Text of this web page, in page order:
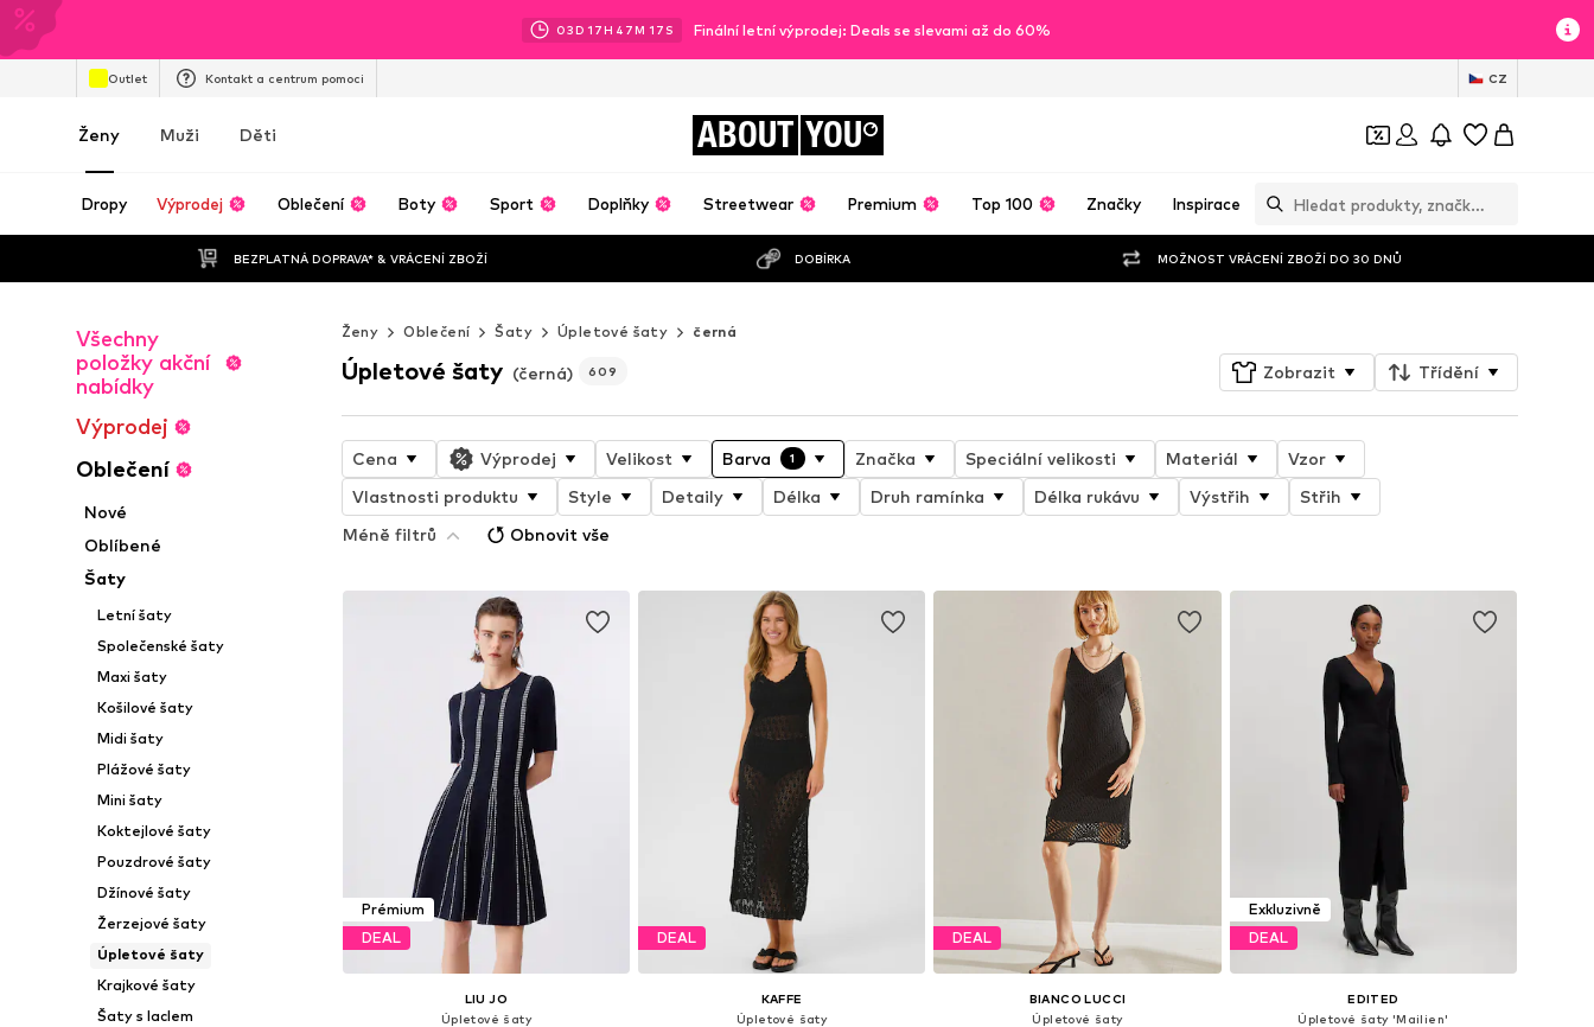
03D 17H 47M 15 S Finální letní výprodej: Deals se slevami až do 60%
Outlet Kontakt a centrum pomoci CZ
Ženy Muži Děti ABOUT YOU
Dropy Výprodej Oblečení Boty Sport Doplňky Streetwear Premium Top 100 Značky Inspirace
BEZPLATNÁ DOPRAVA* & VRÁCENÍ ZBOŽÍ DOBÍRKA MOŽNOST VRÁCENÍ ZBOŽÍ DO 30 DNŮ
Všechny
položky akční
nabídky
Výprodej
Oblečení
Nové
Oblíbené
Šaty
Letní šaty
Společenské šaty
Maxi šaty
Košilové šaty
Midi šaty
Plážové šaty
Mini šaty
Koktejlové šaty
Pouzdrové šaty
Džínové šaty
Žerzejové šaty
Úpletové šaty
Krajkové šaty
Šaty s laclem
Ženy Oblečení Šaty Úpletové šaty černá
Úpletové šaty (černá) 609 Zobrazit Třídění
Cena Výprodej Velikost Barva 1 Značka Speciální velikosti Materiál
Vzor
Vlastnosti produktu
Style Detaily Délka Druh ramínka Délka rukávu Výstřih
Střih
Méně filtrů
Obnovit vše
Prémium
DEAL
LIU JO
Úpletové šaty
DEAL
KAFFE
Úpletové šaty
DEAL
BIANCO LUCCI
Úpletové šaty
Exkluzivně
DEAL
EDITED
Úpletové šaty 'Mailien'